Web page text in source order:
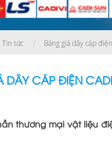
Tin tức Bảng giá dây cáp
DÂY CÁP ĐIỆN
thương mại vật liệu